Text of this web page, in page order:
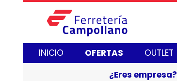
INICIO OFERTAS OUTLET
¿Eres empresa?